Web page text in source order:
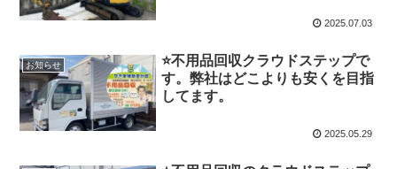
2025.07.03
お知らせ
⭐️不用品回収クラウドステップで
す。弊社はどこよりも安くを目指
してます。
2025.05.29